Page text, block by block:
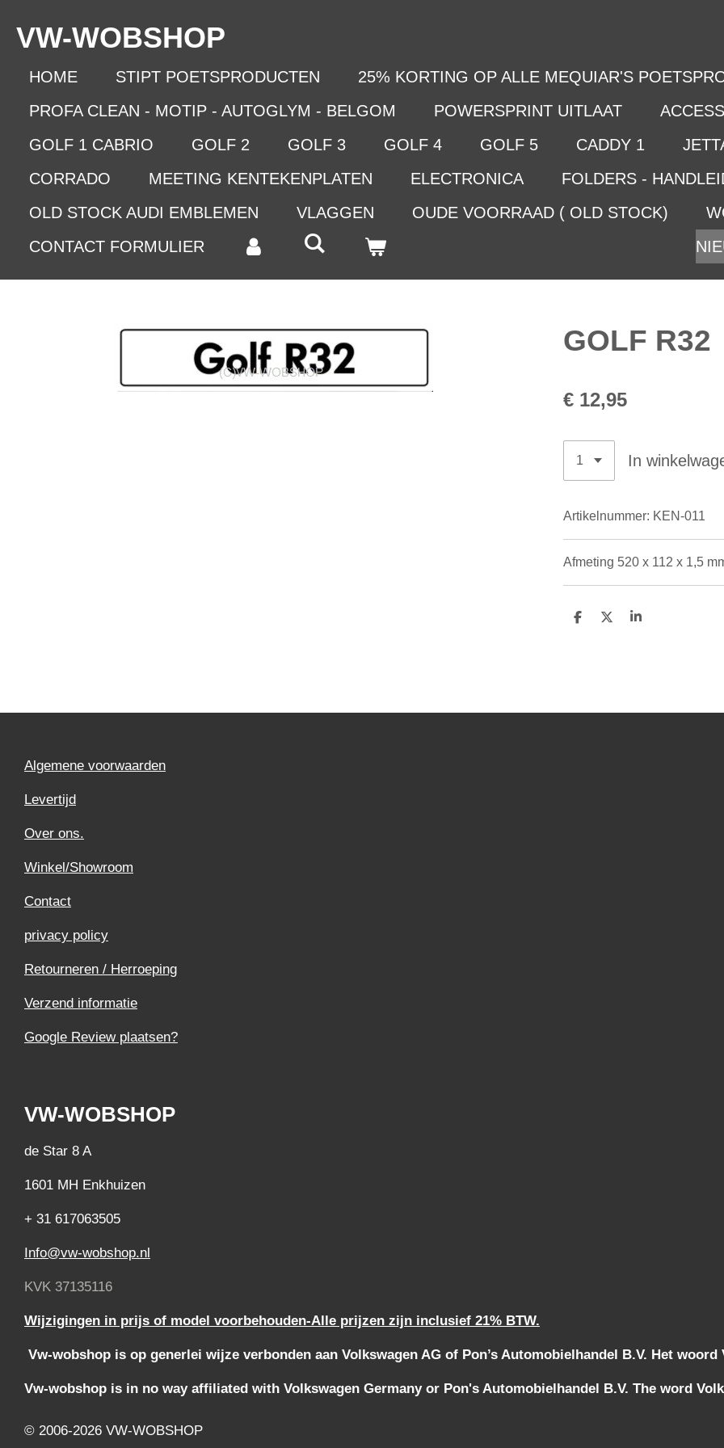
direct
VW-WOBSHOP
HOME STIPT POETSPRODUCTEN
25% KORTING OP ALLE MEQUIAR'S
PROFA CLEAN - MOTIP - AUTOGLYM - BELGOM
POWERSPRINT UITLAAT
GOLF 1 CABRIO
GOLF 2 GOLF 3 GOLF 4 GOLF 5 CADDY 1
CORRADO
MEETING KENTEKENPLATEN ELECTRONICA FOLDERS -
OLD STOCK AUDI EMBLEMEN
VLAGGEN OUDE VOORRAAD ( OLD STOCK)
CONTACT FORMULIER
GOLF R32
€ 12,95
In
Artikelnummer: KEN-011
Afmeting 520 x 112 x 1,5
D
D
S
Algemene voorwaarden
Levertijd
Over ons.
Winkel/Showroom
Contact
privacy policy
Retourneren / Herroeping
Verzend informatie
Google Review plaatsen?
VW-WOBSHOP
de Star 8 A
1601 MH Enkhuizen
+ 31 617063505
Info@vw-wobshop.nl
KVK 37135116
Wijzigingen in prijs of model voorbehouden-Alle prijzen zijn inclusief 21% BTW.
Vw-wobshop is op generlei wijze verbonden aan Volkswagen AG of Pon’s Automobielhandel B.V. Het
Vw-wobshop is in no way affiliated with Volkswagen Germany or Pon's Automobielhandel B.V. The word
© 2006-2026 VW-WOBSHOP